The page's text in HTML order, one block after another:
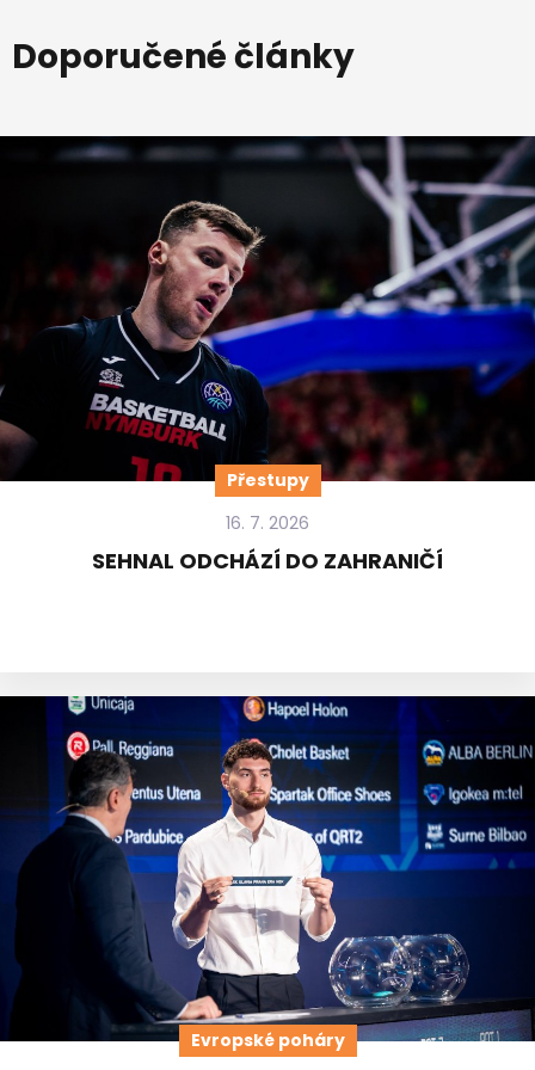
Doporučené články
Přestupy
16. 7. 2026
SEHNAL ODCHÁZÍ DO ZAHRANIČÍ
Evropské poháry